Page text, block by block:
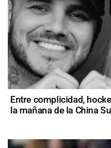
Entre complicidad,
la mañana de la China